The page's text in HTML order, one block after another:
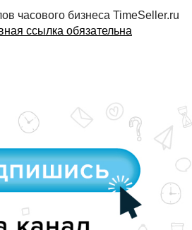
часового бизнеса TimeSeller.ru
ссылка обязательна